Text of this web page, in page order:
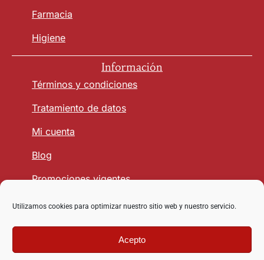
Utilizamos cookies para optimizar nuestro sitio web y nuestro servicio.
Acepto
Farmacia
Higiene
Información
Términos y condiciones
Tratamiento de datos
Mi cuenta
Blog
Promociones vigentes
Seguridad y Confianza